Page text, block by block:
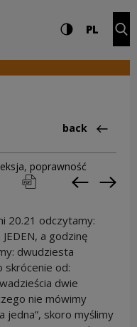
and search
High contrast
PL
Back
back
, poprawność
print pobierz Previous
20.21 odczytamy:
a godzinę
dwudziesta
skrócenie od:
dwie
nie mówimy
jedna”, skoro myślimy